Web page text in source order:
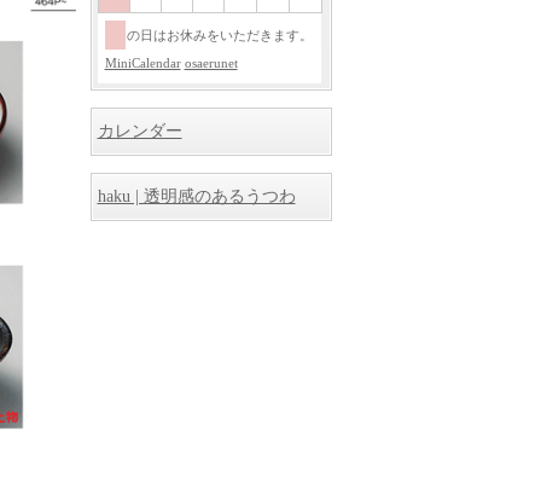
の日はお休みをいただきます。
MiniCalendar osaerunet
カレンダー
haku | 透明感のあるうつわ